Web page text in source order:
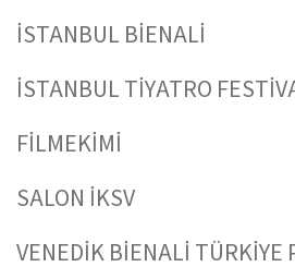
İSTANBUL BİENALİ
İSTANBUL TİYATRO
FİLMEKİMİ
SALON İKSV
VENEDİK BİENALİ TÜRKİYE